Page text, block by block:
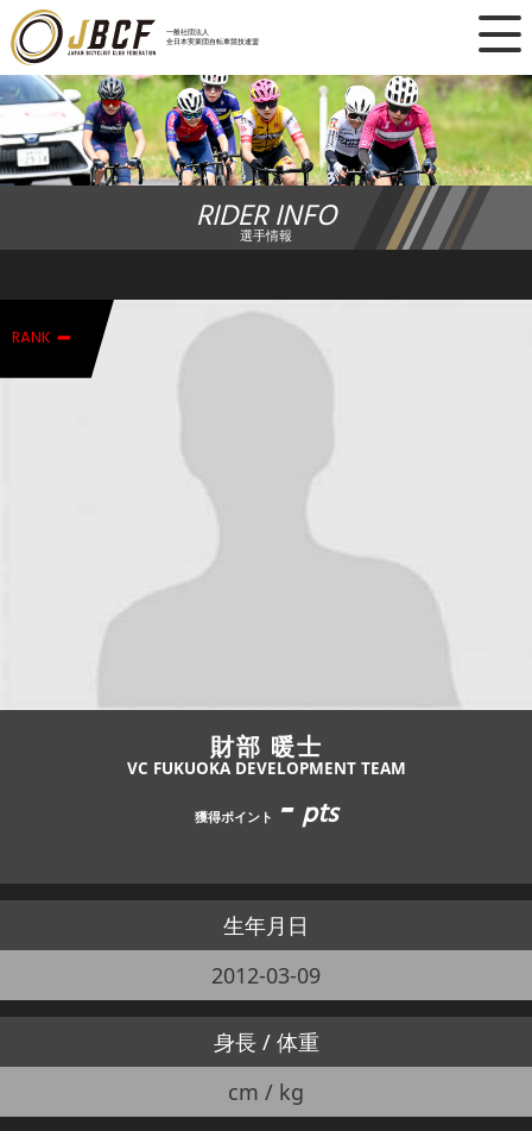
一般社団法人
全日本実業団自転車競技連盟
×
ニュース
レース日程
ランキング
チーム・選手
加盟・登録
エントリー
JBCF ROAD SERIESとは
RIDER INFO
選手情報
RANK -
財部 暖士
VC FUKUOKA DEVELOPMENT TEAM
獲得ポイント -pts
生年月日
2012-03-09
身長 / 体重
cm / kg